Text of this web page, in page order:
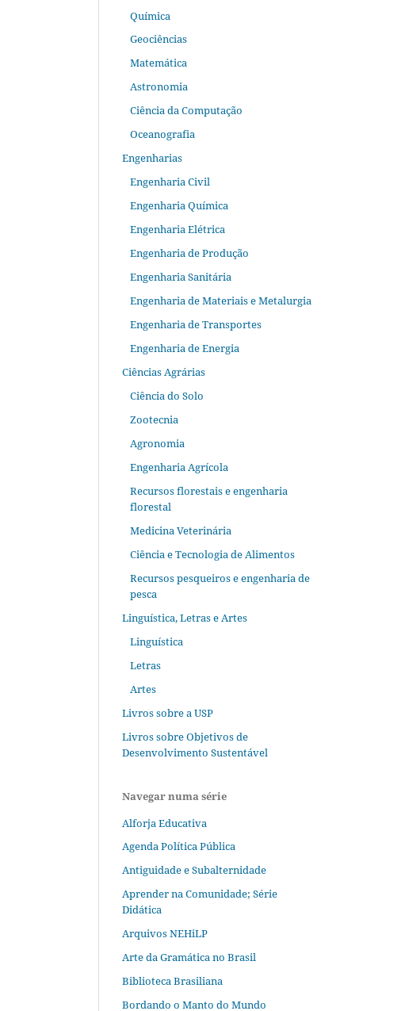
Química
Geociências
Matemática
Astronomia
Ciência da Computação
Oceanografia
Engenharias
Engenharia Civil
Engenharia Química
Engenharia Elétrica
Engenharia de Produção
Engenharia Sanitária
Engenharia de Materiais e Metalurgia
Engenharia de Transportes
Engenharia de Energia
Ciências Agrárias
Ciência do Solo
Zootecnia
Agronomia
Engenharia Agrícola
Recursos florestais e engenharia
florestal
Medicina Veterinária
Ciência e Tecnologia de Alimentos
Recursos pesqueiros e engenharia de
pesca
Linguística, Letras e Artes
Linguística
Letras
Artes
Livros sobre a USP
Livros sobre Objetivos de
Desenvolvimento Sustentável
Navegar numa série
Alforja Educativa
Agenda Política Pública
Antiguidade e Subalternidade
Aprender na Comunidade; Série
Didática
Arquivos NEHiLP
Arte da Gramática no Brasil
Biblioteca Brasiliana
Bordando o Manto do Mundo